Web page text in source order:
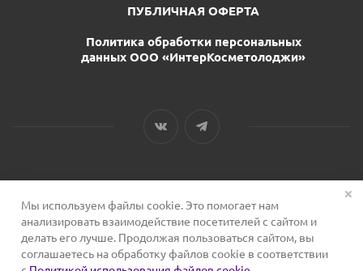
ПУБЛИЧНАЯ ОФЕРТА
Политика обработки персональных
данных ООО «ИнтерКосметолоджи»
2026 © Сервис для косметологов
Мы используем файлы cookie. Это помогает нам
анализировать взаимодействие посетителей с сайтом и
делать его лучше. Продолжая пользоваться сайтом, вы
соглашаетесь на обработку файлов cookie в соответствии